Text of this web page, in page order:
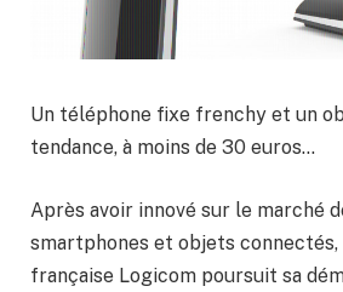
Un téléphone fixe frenchy et un
tendance, à moins de 30 euros…
Après avoir innové sur le marché
smartphones et objets connectés,
française Logicom poursuit sa